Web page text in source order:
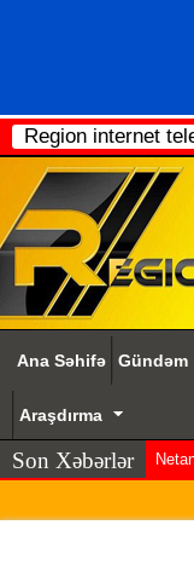
Region internet
Ana Səhifə Gündəm
Araşdırma
Son Xəbərlər